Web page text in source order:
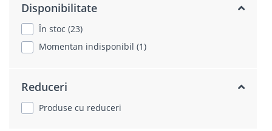
Disponibilitate
În stoc (23)
Momentan indisponibil (1)
Reduceri
Produse cu reduceri